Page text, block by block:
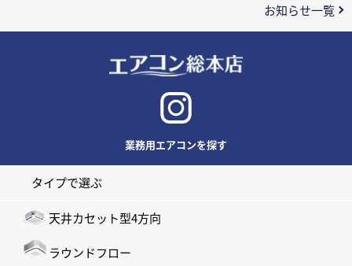
お知らせ一覧
業務用エアコンを探す
タイプで選ぶ
天井カセット型4方向
ラウンドフロー